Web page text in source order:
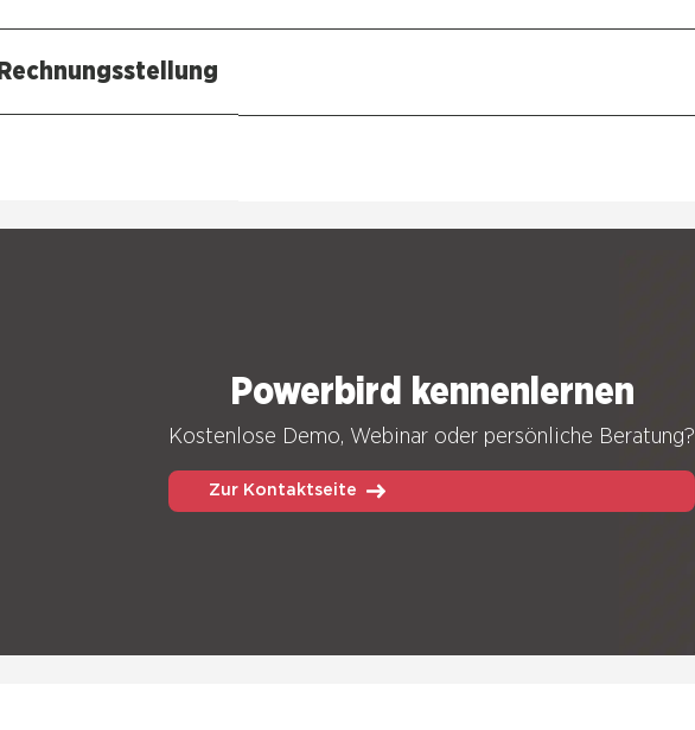
Rech­nungs­stel­lung
Power­bird ken­nen­ler­nen
Kos­ten­lo­se Demo, Web­i­nar oder per­sön­li­che Bera­tung?
Zur Kontaktseite